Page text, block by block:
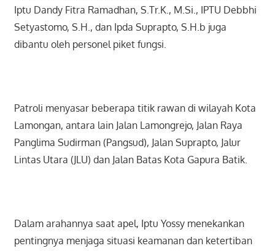
Iptu Dandy Fitra Ramadhan, S.Tr.K., M.Si., IPTU Debbhi
Setyastomo, S.H., dan Ipda Suprapto, S.H.b juga
dibantu oleh personel piket fungsi.
Patroli menyasar beberapa titik rawan di wilayah Kota
Lamongan, antara lain Jalan Lamongrejo, Jalan Raya
Panglima Sudirman (Pangsud), Jalan Suprapto, Jalur
Lintas Utara (JLU) dan Jalan Batas Kota Gapura Batik.
Dalam arahannya saat apel, Iptu Yossy menekankan
pentingnya menjaga situasi keamanan dan ketertiban